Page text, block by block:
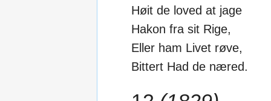
Høit de loved at jage
Hakon fra sit Rige,
Eller ham Livet røve,
Bittert Had de næred.